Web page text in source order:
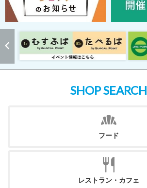
SHOP SEARCH
フード
レストラン・カフェ